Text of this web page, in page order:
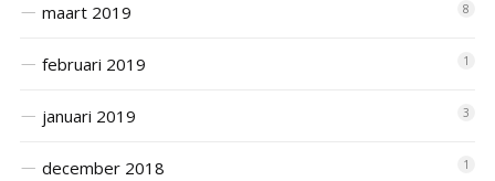
maart 2019 8
februari 2019 1
januari 2019 3
december 2018 1